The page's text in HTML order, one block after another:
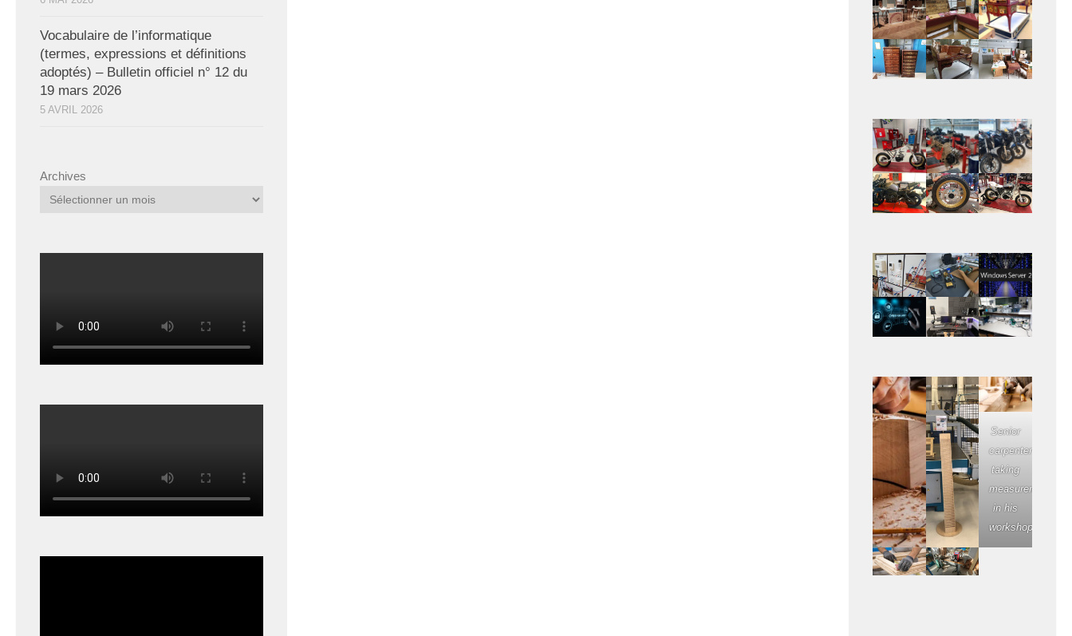
Vocabulaire de l’informatique
(termes, expressions et définitions
adoptés) – Bulletin officiel n° 12 du
19 mars 2026
5 AVRIL 2026
Archives
Senior
carpenter
taking
measurement
in his
workshop